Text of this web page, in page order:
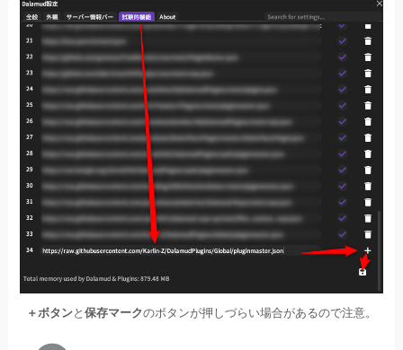
＋ボタンと 保存マークのボタンが押しづらい場合があるので注意。